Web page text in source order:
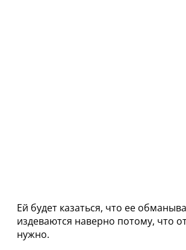
Ей будет казаться, что ее
издеваются наверно потому, что
нужно.